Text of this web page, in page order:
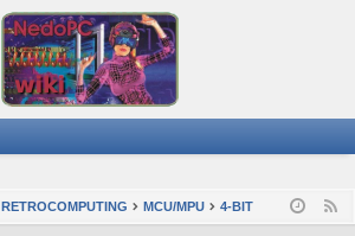
RETROCOMPUTING MCU/MPU 4-BIT